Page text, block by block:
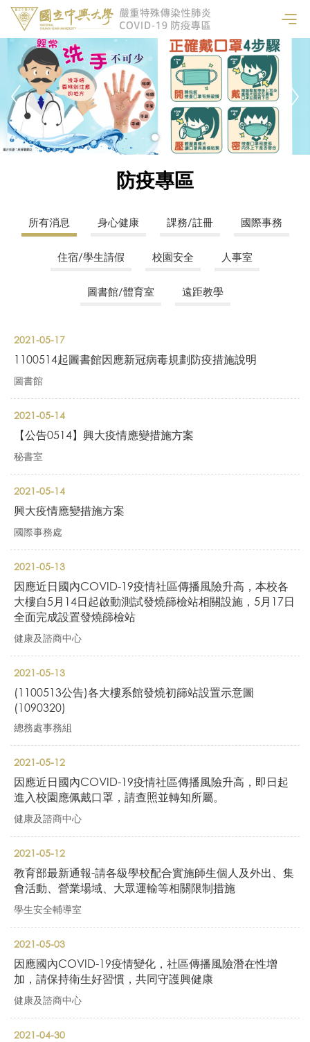
防疫專區
所有消息 身心健康 課務/註冊 國際事務
住宿/學生請假 校園安全 人事室
圖書館/體育室 遠距教學
2021-05-17
1100514起圖書館因應新冠病毒規劃防疫措施說明
圖書館
2021-05-14
【公告0514】興大疫情應變措施方案
秘書室
2021-05-14
興大疫情應變措施方案
國際事務處
2021-05-13
因應近日國內COVID-19疫情社區傳播風險升高，本校各
大樓自5月14日起啟動測試發燒篩檢站相關設施，5月17日
全面完成設置發燒篩檢站
健康及諮商中心
2021-05-13
(1100513公告)各大樓系館發燒初篩站設置示意圖
(1090320)
總務處事務組
2021-05-12
因應近日國內COVID-19疫情社區傳播風險升高，即日起
進入校園應佩戴口罩，請查照並轉知所屬。
健康及諮商中心
2021-05-12
教育部最新通報-請各級學校配合實施師生個人及外出、集
會活動、營業場域、大眾運輸等相關限制措施
學生安全輔導室
2021-05-03
因應國內COVID-19疫情變化，社區傳播風險潛在性增
加，請保持衛生好習慣，共同守護興健康
健康及諮商中心
2021-04-30